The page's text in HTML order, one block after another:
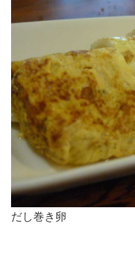
だし巻き卵